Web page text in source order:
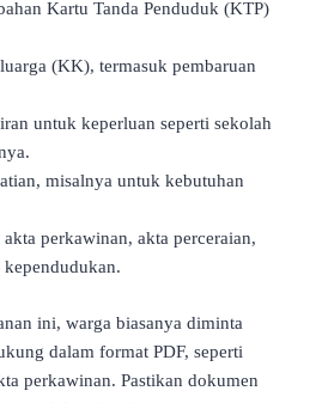
Kartu Tanda Penduduk (KTP)
(KK), termasuk pembaruan
untuk keperluan seperti sekolah
misalnya untuk kebutuhan
perkawinan, akta perceraian,
kependudukan.
ini, warga biasanya diminta
dalam format PDF, seperti
perkawinan. Pastikan dokumen